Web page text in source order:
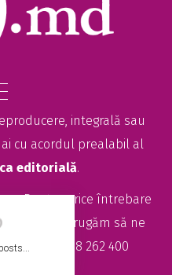
integrală sau
cu acordul prealabil al
editorială.
. Pentru orice întrebare
EA.md, vă rugăm să ne
sau +373 78 262 400